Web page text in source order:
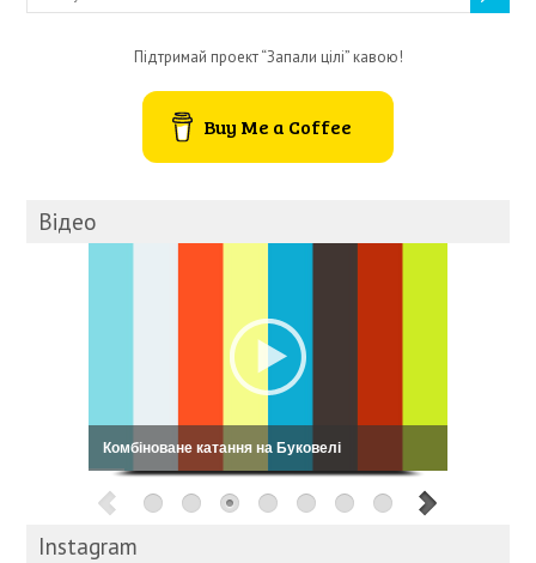
Підтримай проект “Запали цілі” кавою!
Buy Me a Coffee
Відео
Кошовський: My Way
Instagram